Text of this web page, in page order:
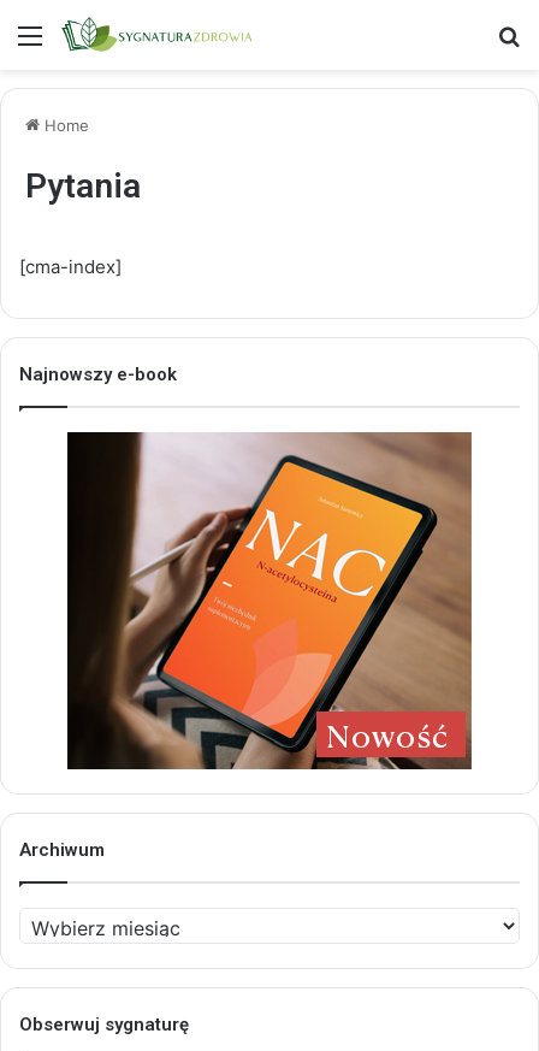
Menu
Home
Pytania
[cma-index]
Najnowszy e-book
Archiwum
Archiwum
Obserwuj sygnaturę